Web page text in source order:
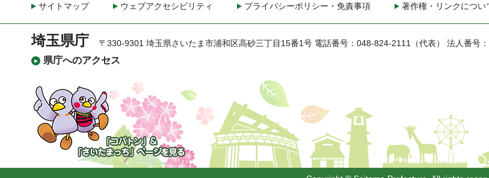
サイトマップ ウェブアクセシビリティ プライバシーポリシー・免責事項 著作権・リンクについ
埼玉県庁
県庁へのアクセス
〒330-9301 埼玉県さいたま市浦和区高砂三丁目15番1号 電話番号：048-824-2111（代表） 法人番号
「コバトン」&「さいた
まっち」